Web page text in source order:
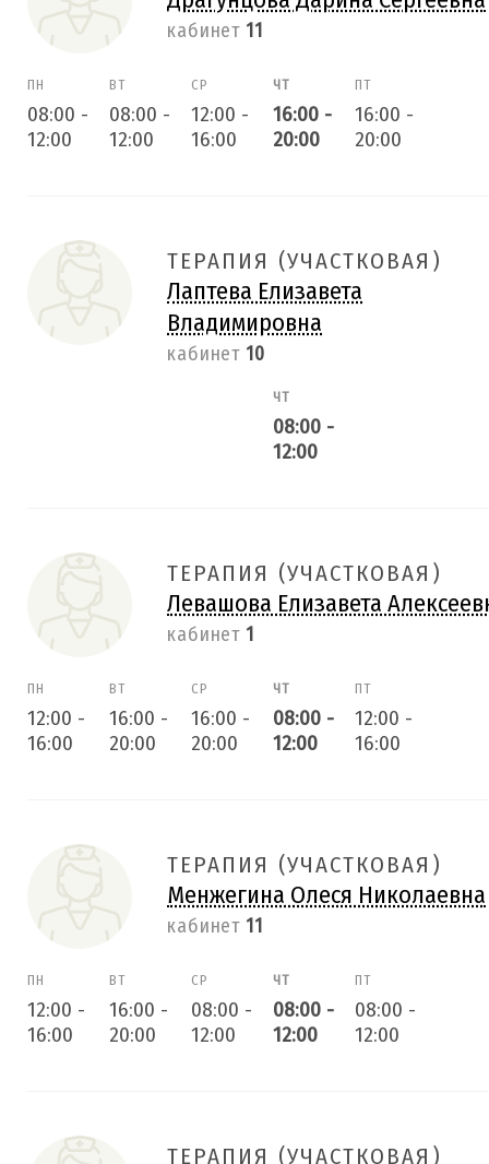
кабинет 11
ПН
08:00 -
12:00
ВТ
08:00 -
12:00
СР
12:00 -
16:00
ЧТ
16:00 -
20:00
ПТ
16:00 -
20:00
ТЕРАПИЯ (УЧАСТКОВАЯ)
Лаптева Елизавета
Владимировна
кабинет 10
ЧТ
08:00 -
12:00
ТЕРАПИЯ (УЧАСТКОВАЯ)
Левашова Елизавета
кабинет 1
ПН
12:00 -
16:00
ВТ
16:00 -
20:00
СР
16:00 -
20:00
ЧТ
08:00 -
12:00
ПТ
12:00 -
16:00
ТЕРАПИЯ (УЧАСТКОВАЯ)
Менжегина Олеся Николаевна
кабинет 11
ПН
12:00 -
16:00
ВТ
16:00 -
20:00
СР
08:00 -
12:00
ЧТ
08:00 -
12:00
ПТ
08:00 -
12:00
ТЕРАПИЯ (УЧАСТКОВАЯ)